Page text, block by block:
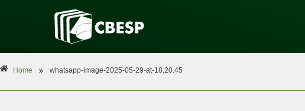
Home » whatsapp-image-2025-05-29-at-18.20.45